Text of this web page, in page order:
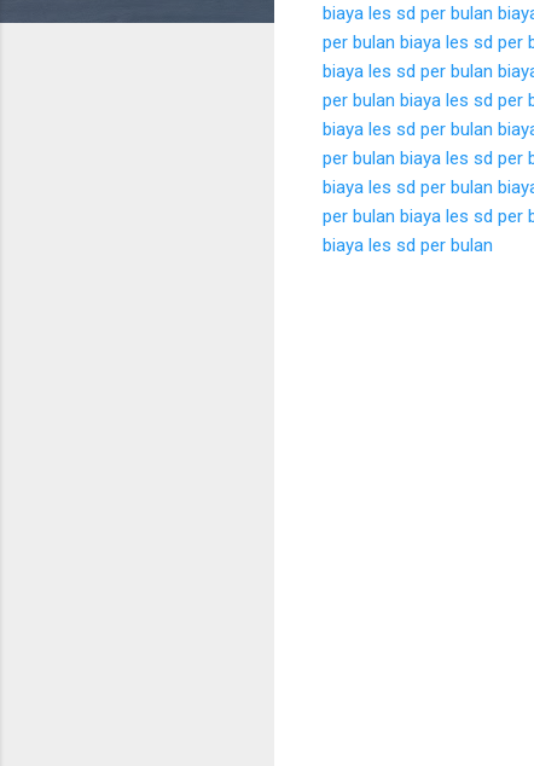
biaya les sd per bulan
per bulan biaya les sd per
biaya les sd per bulan
per bulan biaya les sd per
biaya les sd per bulan
per bulan biaya les sd per
biaya les sd per bulan
per bulan biaya les sd per
biaya les sd per bulan